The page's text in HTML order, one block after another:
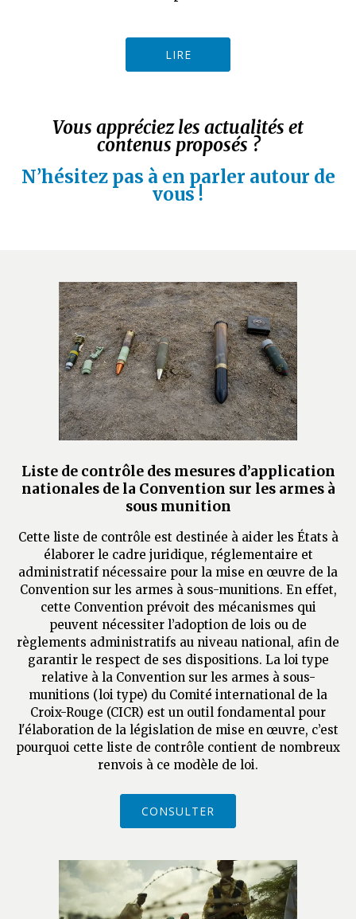
LIRE
Vous appréciez les actualités et
contenus proposés ?
N’hésitez pas à en parler autour de
vous !
Liste de contrôle des mesures d’application
nationales de la Convention sur les armes à
sous munition
Cette liste de contrôle est destinée à aider les États à
élaborer le cadre juridique, réglementaire et
administratif nécessaire pour la mise en œuvre de la
Convention sur les armes à sous-munitions. En effet,
cette Convention prévoit des mécanismes qui
peuvent nécessiter l’adoption de lois ou de
règlements administratifs au niveau national, afin de
garantir le respect de ses dispositions. La loi type
relative à la Convention sur les armes à sous-
munitions (loi type) du Comité international de la
Croix-Rouge (CICR) est un outil fondamental pour
l'élaboration de la législation de mise en œuvre, c’est
pourquoi cette liste de contrôle contient de nombreux
renvois à ce modèle de loi.
CONSULTER